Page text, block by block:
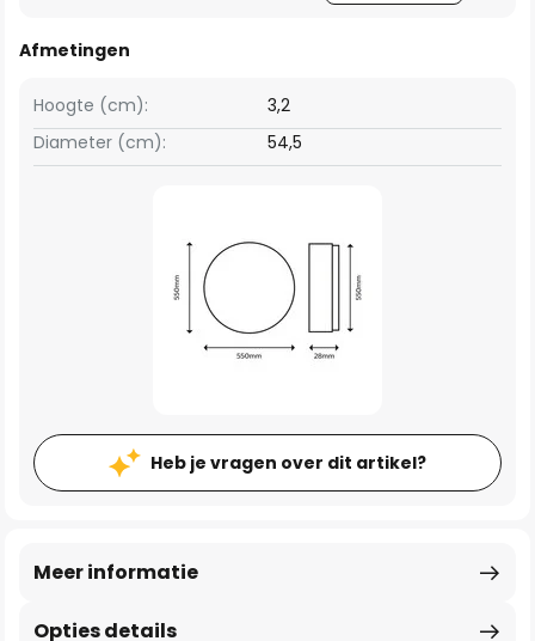
Afmetingen
Hoogte (cm):
3,2
Diameter (cm):
54,5
Heb je vragen over dit artikel?
Opties details
Meer informatie